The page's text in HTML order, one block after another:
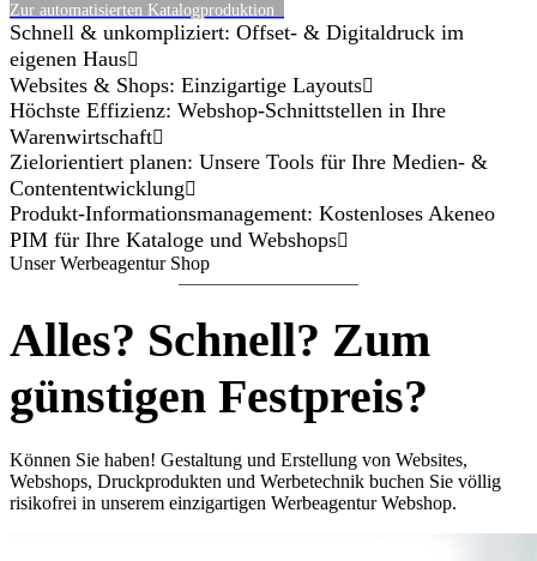
Zur automatisierten Katalogproduktion
Schnell & unkompliziert: Offset- & Digitaldruck im
eigenen Haus
Websites & Shops: Einzigartige Layouts
Höchste Effizienz: Webshop-Schnittstellen in Ihre
Warenwirtschaft
Zielorientiert planen: Unsere Tools für Ihre Medien- &
Contententwicklung
Produkt-Informationsmanagement: Kostenloses Akeneo
PIM für Ihre Kataloge und Webshops
Unser Werbeagentur Shop
Alles? Schnell? Zum
günstigen Festpreis?
Können Sie haben! Gestaltung und Erstellung von Websites,
Webshops, Druckprodukten und Werbetechnik buchen Sie völlig
risikofrei in unserem einzigartigen Werbeagentur Webshop.